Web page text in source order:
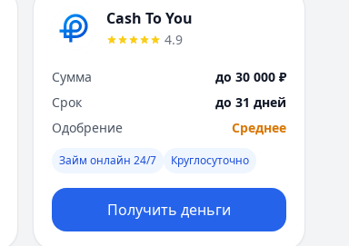
Cash To You
4.9
Сумма
до 30 000 ₽
Срок
до 31 дней
Одобрение
Среднее
Займ онлайн 24/7 Круглосуточно
Получить деньги